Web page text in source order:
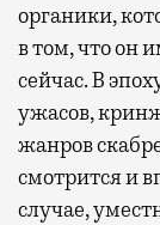
органики,
в том, что он
сейчас. В
ужасов,
жанров
смотрится и
случае,